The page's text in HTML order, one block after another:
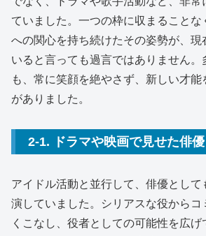
ていました。一つの枠に収まることな
への関心を持ち続けたその姿勢が、現
いると言っても過言ではありません。
も、常に笑顔を絶やさず、新しい才
がありました。
2-1. ドラマや映画で見せた俳
アイドル活動と並行して、俳優として
演していました。シリアスな役からコ
くこなし、役者としての可能性を広げ